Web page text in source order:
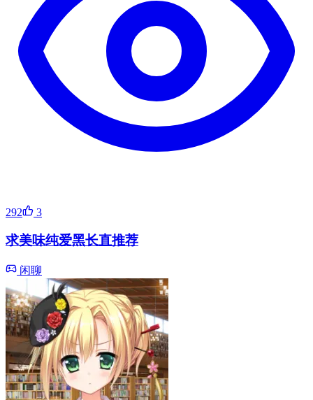
292 3
求美味纯爱黑长直推荐
闲聊